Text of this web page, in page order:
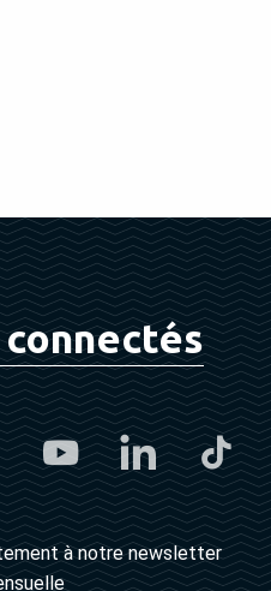
à notre newsletter